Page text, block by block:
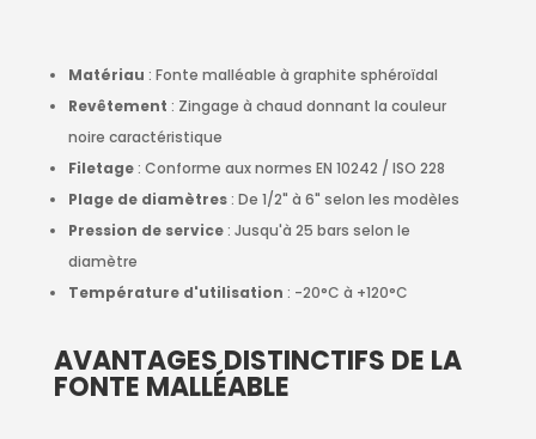
Matériau : Fonte malléable à graphite sphéroïdal
Revêtement : Zingage à chaud donnant la couleur
noire caractéristique
Filetage: Conforme aux normes EN 10242 / ISO 228
Plage de diamètres: De 1/2" à 6" selon les modèles
Pression de service: Jusqu'à 25 bars selon le
diamètre
Température d'utilisation : -20°C à +120°C
AVANTAGES DISTINCTIFS DE LA
FONTE MALLÉABLE